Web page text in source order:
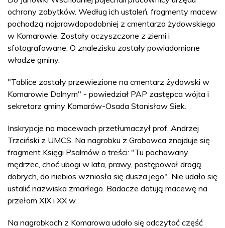
ochrony zabytków. Według ich ustaleń, fragmenty macew
pochodzą najprawdopodobniej z cmentarza żydowskiego
w Komarowie. Zostały oczyszczone z ziemi i
sfotografowane. O znalezisku zostały powiadomione
władze gminy.
"Tablice zostały przewiezione na cmentarz żydowski w
Komarowie Dolnym" - powiedział PAP zastępca wójta i
sekretarz gminy Komarów-Osada Stanisław Siek.
Inskrypcje na macewach przetłumaczył prof. Andrzej
Trzciński z UMCS. Na nagrobku z Grabowca znajduje się
fragment Księgi Psalmów o treści: "Tu pochowany
mędrzec, choć ubogi w lata, prawy, postępował drogą
dobrych, do niebios wzniosła się dusza jego". Nie udało się
ustalić nazwiska zmarłego. Badacze datują macewę na
przełom XIX i XX w.
Na nagrobkach z Komarowa udało się odczytać część